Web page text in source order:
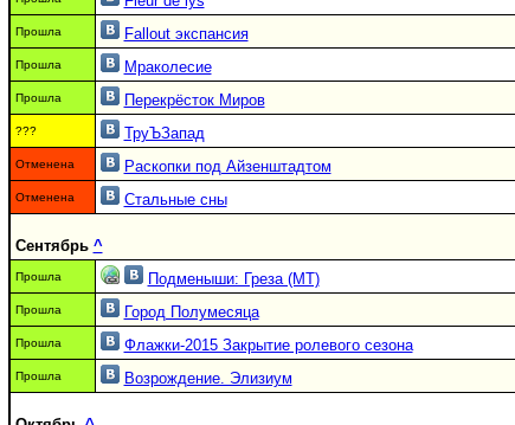
Прошла Fallout экспансия
Прошла Мраколесие
Прошла Перекрёсток Миров
??? ТруЪЗапад
Отменена Раскопки под Айзенштадтом
Отменена Стальные сны
Сентябрь ^
Прошла Подменыши: Греза (МТ)
Прошла Город Полумесяца
Прошла Флажки-2015 Закрытие ролевого сезона
Прошла Возрождение. Элизиум